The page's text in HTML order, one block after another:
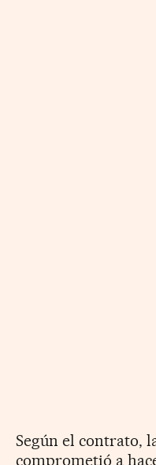
Según el contrato,
comprometió a